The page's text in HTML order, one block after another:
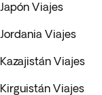
Japón Viajes
Jordania Viajes
Kazajistán Viajes
Kirguistán Viajes